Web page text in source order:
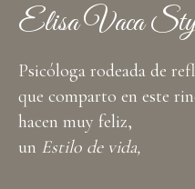
Elisa Vaca
Psicóloga rodeada de
que comparto en este
hacen muy feliz,
un Estilo de vida,